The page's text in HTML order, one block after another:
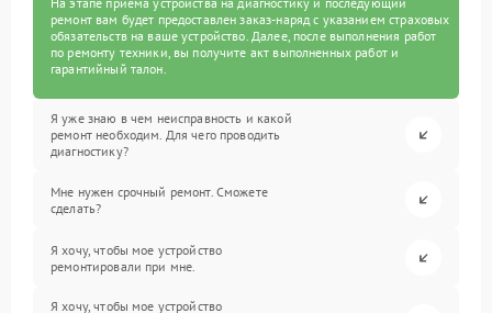
ремонт вам будет предоставлен заказ-наряд с указанием страховых
обязательств на ваше устройство. Далее, после выполнения работ
по ремонту техники, вы получите акт выполненных работ и
гарантийный талон.
Я уже знаю в чем неисправность и какой
ремонт необходим. Для чего проводить
диагностику?
Мне нужен срочный ремонт. Сможете
сделать?
Я хочу, чтобы мое устройство
ремонтировали при мне.
Я хочу, чтобы мое устройство